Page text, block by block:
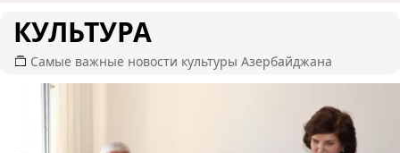
КУЛЬТУРА
Самые важные новости культуры Азербайджана